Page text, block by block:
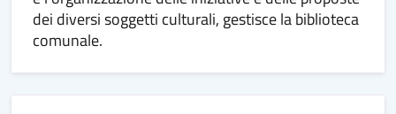
dei diversi soggetti culturali, gestisce la biblioteca
comunale.